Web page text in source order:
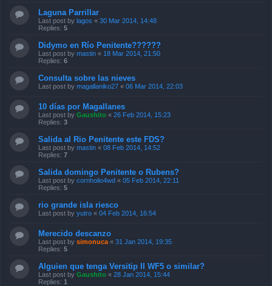
Laguna Parrillar
Last post by lagos « 30 Mar 2014, 14:48
Replies: 5
Didymo en Río Penitente??????
Last post by mastin « 18 Mar 2014, 21:50
Replies: 6
Consulta sobre las nieves
Last post by magallaniko27 « 06 Mar 2014, 22:03
10 días por Magallanes
Last post by Gaushito « 26 Feb 2014, 15:23
Replies: 3
Salida al Rio Penitente este FDS?
Last post by mastin « 08 Feb 2014, 14:52
Replies: 7
Salida domingo Penitente o Rubens?
Last post by cornholio4wd « 05 Feb 2014, 22:11
Replies: 5
rio grande isla riesco
Last post by yutro « 04 Feb 2014, 16:54
Merecido descanzo
Last post by simonuca « 31 Jan 2014, 19:35
Replies: 5
Alguien que tenga Versitip II WF5 o similar?
Last post by Gaushito « 28 Jan 2014, 15:44
Replies: 1